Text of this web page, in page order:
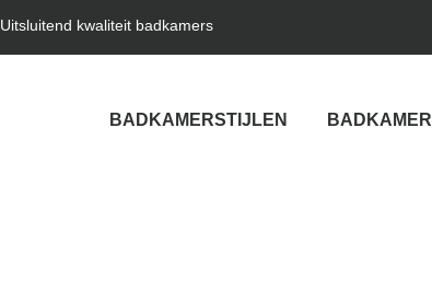
Uitsluitend kwaliteit badkamers
BADKAMERSTIJLEN BADKAMER